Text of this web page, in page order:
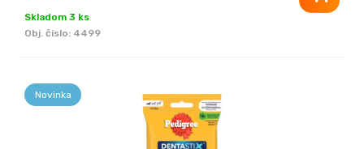
Skladom 3 ks
Obj. čislo: 4499
Novinka